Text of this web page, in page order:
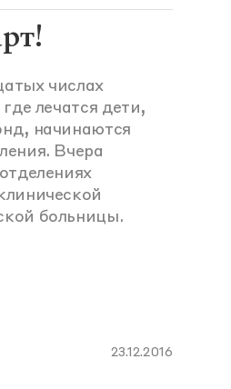
числах
лечатся дети,
начинаются
Вчера
больницы.
23.12.2016